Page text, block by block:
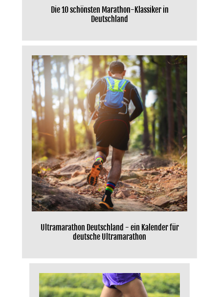
Die 10 schönsten Marathon-Klassiker in
Deutschland
Ultramarathon Deutschland - ein Kalender für
deutsche Ultramarathon